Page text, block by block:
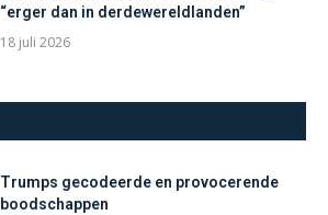
“erger dan in derdewereldlanden”
18 juli 2026
Trumps gecodeerde en provocerende
boodschappen